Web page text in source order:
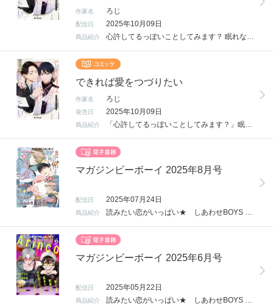
作家名 ろじ
配信日 2025年10月09日
商品紹介 心許してるっぽいことしてみます？ 眠れないことを悩む小説家の恵人は、 喫茶店で出会った寝具メーカー勤務のリーマン古河のことが気になっていた。 人当たりは良いが本音が見えない古河に警戒心を抱きつつも、 顔が好みでどうしても目で追ってしまう…。 そんな中、古河から「眠れないなら添い寝しましょうか？」と言われて――？ 人たらし×毒舌美人の添い寝から始まる恋！ コミックス描き下ろしは付き合った後のラブいちゃ9Pです！ 電子限定描き下ろしマンガ1Pも収録。 ※電子限定描き下ろしは商品内に収録されています。内容は通常版と同じです。 ※こちらはアニメイトセットの小冊子（電子書籍版）付きの【アニメイト小冊子付版】です。通常版もございますので、お間違えないようご購入ください。
できれば愛をつづりたい
作家名 ろじ
発売日 2025年10月09日
商品紹介 「心許してるっぽいことしてみます？」眠れないことを悩む小説家の恵人は、喫茶店で出会った寝具メーカー勤務のリーマン古河のことが気になっていた。人当たりは良いが本音が見えない古河に警戒心を抱きつつも、顔が好みでどうしても目で追ってしまう…。そんな中、古河から「眠れないなら添い寝しましょうか？」と言われて――？人たらし×毒舌美人の添い寝から始まる恋！描き下ろしは付き合った後のラブいちゃ9Pです！
マガジンビーボーイ 2025年8月号
配信日 2025年07月24日
商品紹介 読みたい恋がいっぱい★ しあわせBOYS LOVEマガジン「MAGAZINE BE×BOY」 小冊子「女子BL」付き！ 【掲載作品】 「40までにしたい10のこと」マミタ TVドラマ化記念特別読切「すず子が語る最近の雀ちゃん」 「できれば愛をつづりたい」ろじ "できれば"が溺愛に変わるまで…。ついに最終話！ 「伝説のヤリチンVS鉄壁の尻穴」ととふみ 大ヒット #ヤリてつ 堂々完結！ 特集ページ４Pつき 「恋々たる証左」鳥生莉世 お疲れリーマンのセラピー＆ロマンス 「サイレントノイズ」いちかわ壱 遂に第2シーズン最終回！ 尊のために別れを告げた暁臣。2人の選ぶ選択とは…？ 「ケーキ・ドッグ・カラメリゼ」おげれつたなか 「春、結婚して」HISADA 「BLゲームの世界に転生した悪役令息は、グレてしまいました」奏ユミカ 原作/八重 「コスメティック・プレイラバー」楢島さち 「おあずけ番長は惚れさせたい」芥河和真 「たんぽぽちゃんはSubかもしれない」うにもし 「きっと神様も知らない」幕アケ 「パラレル・ファーストラブ」依乃しじま 「天使も知らない恋」モケ太郎 「神様なんか信じない僕らのエデン」一ノ瀬ゆま 「先輩、ナカみせて」沖田有帆 「Kiss me crying」Arinco 「春の氷」中込いくさ 「初恋ワードローブ」雨ウオ 「完璧彼氏は様子がおかしい」なつだ大正解 「海くんと陸くんは今日こそシたい！」ハシモトミツ ＜小冊子「女子BL」＞ 【表紙】ダヨオ 「かぞくになること」シータコマーチ 「忘れちゃった夜のこと」独活 「給湯室で会いましょう」かもがわ圭 「嫌いでいさせて 乃亜編」ひじき 「晴れ空に泣き虫2」依子 「親友の「同棲して」に「うん」て言うまで」ろじ ◆表紙 マミタ ※本書は、紙版刊行物を電子書籍化したもの（デジタル版）であり、掲載されている情報は紙版出版時点のものです。なおデジタル版は一部紙版と異なる仕様がございます。 ※6ヶ月の期間限定配信です。書店によって配信終了日が異なります。
マガジンビーボーイ 2025年6月号
配信日 2025年05月22日
商品紹介 読みたい恋がいっぱい★ しあわせBOYS LOVEマガジン「MAGAZINE BE×BOY」 【掲載作品】 「Kiss me crying」Arinco 次なる舞台は韓国！ 二人の新たな挑戦が始まる★ 「恋愛操作 four seasons～それぞれの。」蓮川 愛 紆余曲折を経て恋人同士になった彼らに巡る季節は…⁉ 「コスメティック・プレイラバー」楢島さち ロミーの中で存在感を増す佐橋と棗、憧れられる存在に！ 「伝説のヤリチンVS鉄壁の尻穴」ととふみ フィナーレ直前！ 約束の卒業式――。 「きっと神様も知らない」幕アケ 「きみは夜の住人」黒井モリー 「サイレントノイズ」いちかわ壱 「もう一度推したら破滅するっ！」羽毛 「ケーキ・ドッグ・カラメリゼ」おげれつたなか 「できれば愛をつづりたい」ろじ 「酷くしないで」ねこ田米蔵 「BLゲームの世界に転生した悪役令息は、グレてしまいました」奏ユミカ 原作/八重 「特級αの愛したΩ」神波アユミ 「たんぽぽちゃんはSubかもしれない」うにもし 「先輩、ナカみせて」沖田有帆 「春の氷」中込いくさ 「パラレル・ファーストラブ」依乃しじま 「お前にいっちゃん惚れとんねん！」萌恵子 「よそ見しないでこっち見て」りちゃ 「完璧彼氏は様子がおかしい」なつだ大正解 ◆表紙 Arinco ※本書は、紙版刊行物を電子書籍化したもの（デジタル版）であり、掲載されている情報は紙版出版時点のものです。なおデジタル版は一部紙版と異なる仕様がございます。 ※6ヶ月の期間限定配信です。書店によって配信終了日が異なります。